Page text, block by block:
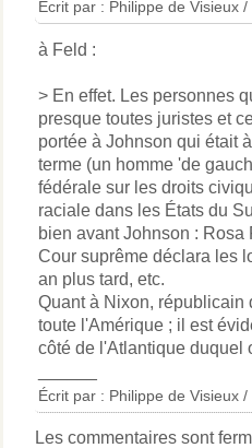
Écrit par : Philippe de Visieux
à Feld :
> En effet. Les personnes
presque toutes juristes et
portée à Johnson qui était
terme (un homme 'de
fédérale sur les droits
raciale dans les États du
bien avant Johnson :
Cour suprême déclara les
an plus tard, etc.
Quant à Nixon, républicain
toute l'Amérique ; il est
côté de l'Atlantique duquel
Écrit par : Philippe de Visieux
Les commentaires sont